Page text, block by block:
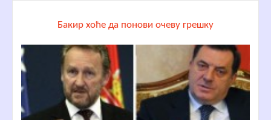
Бакир хоће да понови очеву грешку